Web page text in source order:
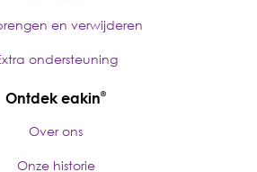
en verwijderen
ondersteuning
Ontdek eakin®
Over ons
Onze historie